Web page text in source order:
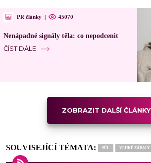
PR články | 45070
Nenápadné signály těla: co nepodcenit
ČÍST DÁLE
ZOBRAZIT DALŠÍ ČLÁNKY
SOUVISEJÍCÍ TÉMATA: SŮL VLHKÉ ZÁBALY